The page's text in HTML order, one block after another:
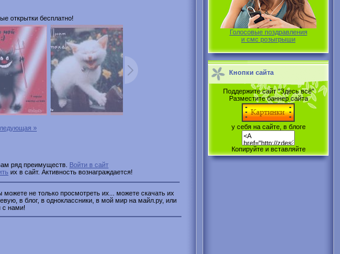
открытки бесплатно!
»
ряд преимуществ. Войти в сайт
их в сайт. Активность вознаграждается!
не только просмотреть их... можете скачать их
в блог, в одноклассники, в мой мир на майл.ру, или
с нами!
Голосовые поздравления
и смс розыгрыши
Кнопки сайта
Поддержите сайт "Здесь всё"
Разместите баннер сайта
у себя на сайте, в блоге
Копируйте и вставляйте